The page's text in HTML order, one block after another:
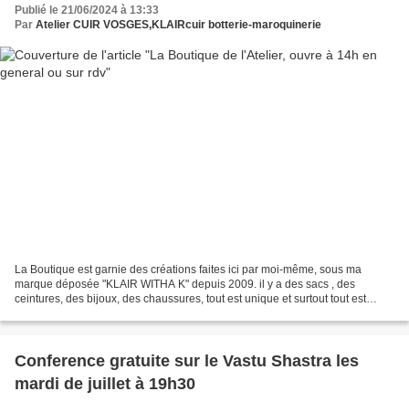
Publié le 21/06/2024 à 13:33
Par Atelier CUIR VOSGES,KLAIRcuir botterie-maroquinerie
La Boutique est garnie des créations faites ici par moi-même, sous ma
marque déposée "KLAIR WITHA K" depuis 2009. il y a des sacs , des
ceintures, des bijoux, des chaussures, tout est unique et surtout tout est
Conference gratuite sur le Vastu Shastra les
mardi de juillet à 19h30